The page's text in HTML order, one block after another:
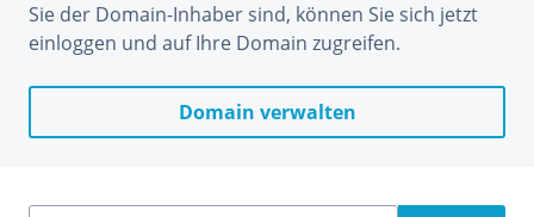
Sie der Domain-Inhaber sind, können Sie sich jetzt
einloggen und auf Ihre Domain zugreifen.
Domain verwalten